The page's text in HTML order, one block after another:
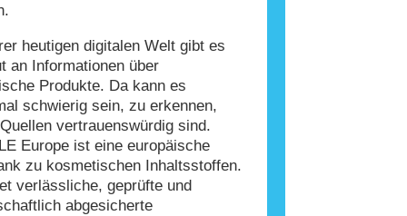
heutigen digitalen Welt gibt es
an Informationen über
Produkte. Da kann es
schwierig sein, zu erkennen,
vertrauenswürdig sind.
Europe ist eine europäische
zu kosmetischen Inhaltsstoffen.
verlässliche, geprüfte und
abgesicherte